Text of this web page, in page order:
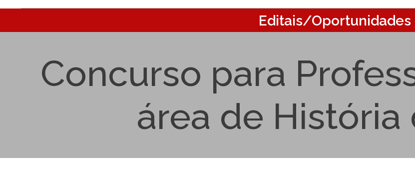
Editais/Oportunidades
Concurso para
área de História